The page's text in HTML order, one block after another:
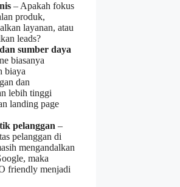
– Apakah fokus
produk,
layanan, atau
leads?
sumber daya
biasanya
biaya
dan
lebih tinggi
landing page
pelanggan –
pelanggan di
mengandalkan
maka
friendly menjadi